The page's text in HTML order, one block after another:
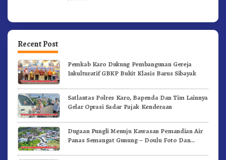
Recent Post
Pemkab Karo Dukung Pembangunan Gereja
Inkulturatif GBKP Bukit Klasis Barus Sibayak
Satlantas Polres Karo, Bapenda Dan Tim Lainnya
Gelar Oprasi Sadar Pajak Kenderaan
Dugaan Pungli Menuju Kawasan Pemandian Air
Panas Semangat Gunung – Doulu Foto Dan